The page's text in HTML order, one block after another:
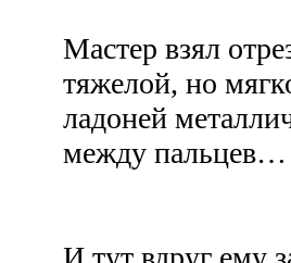
Мастер взял
тяжелой, но
ладоней
между пальцев…